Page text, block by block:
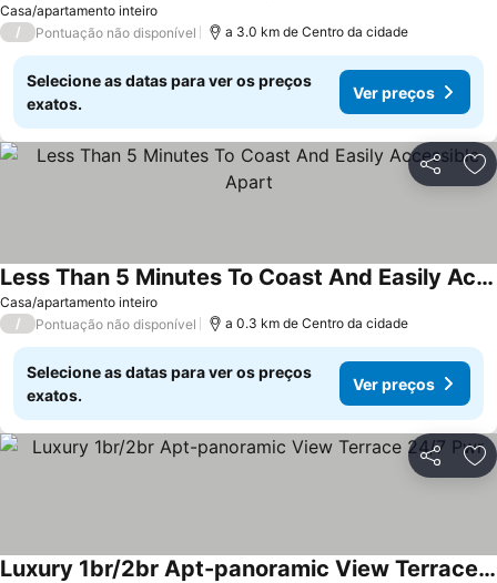
Casa/apartamento inteiro
/ Pontuação não disponível a 3.0 km de Centro da cidade
Selecione as datas para ver os preços
exatos.
Ver preços
Partilhar
Casa/apartamento inteiro
Less Than 5 Minutes To Coast And Easily Accessible Apart
/ Pontuação não disponível a 0.3 km de Centro da cidade
Selecione as datas para ver os preços
exatos.
Ver preços
Partilhar
Luxury 1br/2br Apt-panoramic View Terrace 24/7 Pwr